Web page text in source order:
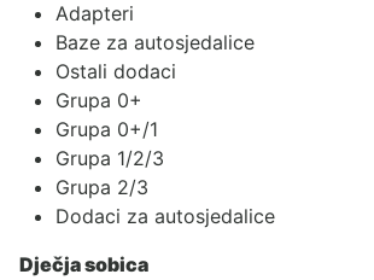
Adapteri
Baze za autosjedalice
Ostali dodaci
Grupa 0+
Grupa 0+/1
Grupa 1/2/3
Grupa 2/3
Dodaci za autosjedalice
Dječja sobica